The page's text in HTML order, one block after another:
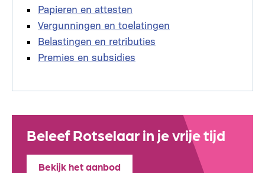
Papieren en attesten
Vergunningen en toelatingen
Belastingen en retributies
Premies en subsidies
Beleef Rotselaar in je vrije tijd
Bekijk het aanbod